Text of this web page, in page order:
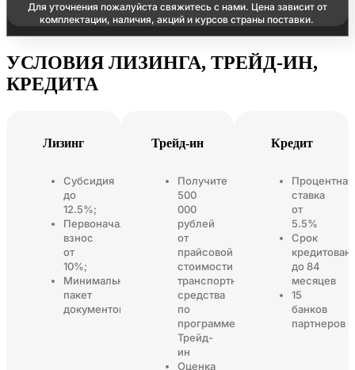
Для уточнения пожалуйста свяжитесь с нами. Цена зависит от
комплектации, наличия, акций и курсов страны поставки.
УСЛОВИЯ ЛИЗИНГА, ТРЕЙД-ИН,
КРЕДИТА
Лизинг
Субсидия
до
12.5%;
Первоначальный
взнос
от
10%;
Минимальный
пакет
документов
Трейд-ин
Получите
500
000
рублей
от
прайсовой
стоимости
транспортного
средства
по
программе
Трейд-
ин
Оценка
Кредит
Процентная
ставка
от
5.5%
Срок
до 84
месяцев
15
банков
партнеров